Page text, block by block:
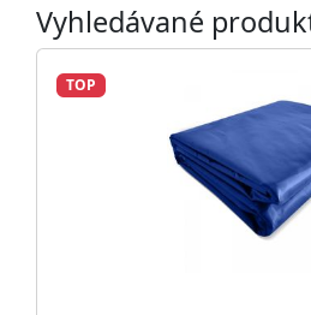
Vyhledávané
TOP